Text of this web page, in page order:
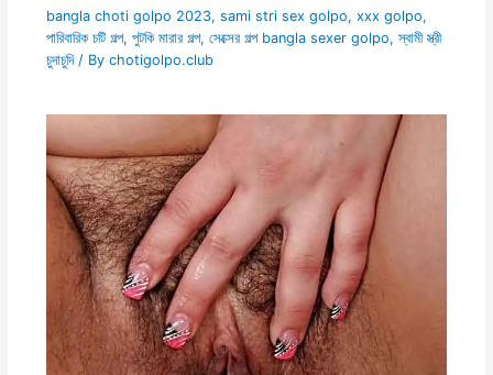
bangla choti golpo 2023, sami stri sex golpo, xxx golpo,
পারিবারিক চটি গল্প, পুটকি মারার গল্প, সেক্সের গল্প bangla sexer golpo,স্বামী স্ত্রী
চুদাচুদি/ By chotigolpo.club